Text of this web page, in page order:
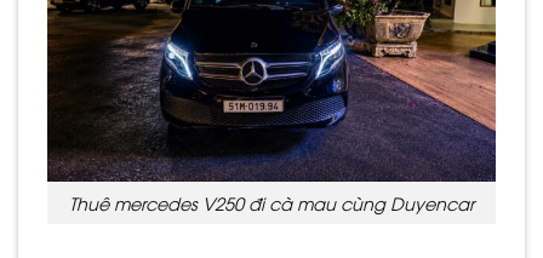
Thuê mercedes V250 đi cà mau cùng Duyencar